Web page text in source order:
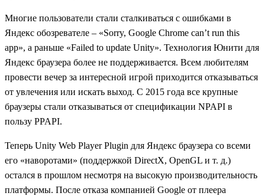
Многие пользователи стали сталкиваться с ошибками в
Яндекс обозревателе – «Sorry, Google Chrome can’t run this
app», а раньше «Failed to update Unity». Технология Юнити для
Яндекс браузера более не поддерживается. Всем любителям
провести вечер за интересной игрой приходится отказываться
от увлечения или искать выход. С 2015 года все крупные
браузеры стали отказываться от спецификации NPAPI в
пользу PPAPI.
Теперь Unity Web Player Plugin для Яндекс браузера со всеми
его «наворотами» (поддержкой DirectX, OpenGL и т. д.)
остался в прошлом несмотря на высокую производительность
платформы. После отказа компанией Google от плеера